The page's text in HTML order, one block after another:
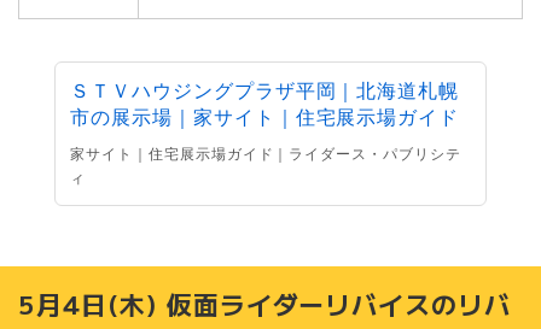
ＳＴＶハウジングプラザ平岡｜北海道札幌
市の展示場｜家サイト｜住宅展示場ガイド
家サイト｜住宅展示場ガイド｜ライダース・パブリシテ
ィ
5月4日(木) 仮面ライダーリバイスのリバ